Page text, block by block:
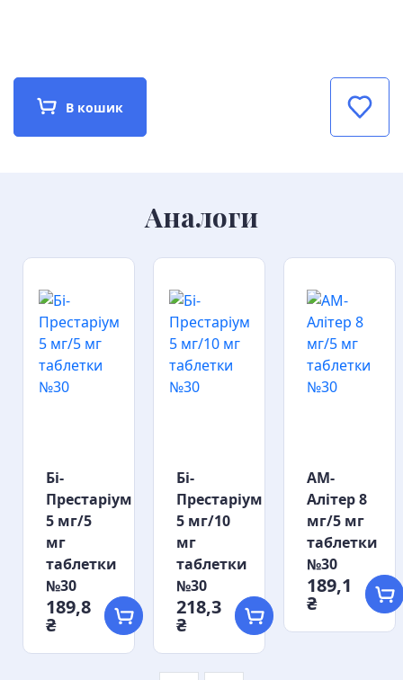
В кошик
Аналоги
Бі-
Престаріум
5 мг/5
мг
таблетки
№30
189,8
₴
Бі-
Престаріум
5 мг/10
мг
таблетки
№30
218,3
₴
АМ-
Алітер 8
мг/5 мг
таблетки
№30
189,1
₴